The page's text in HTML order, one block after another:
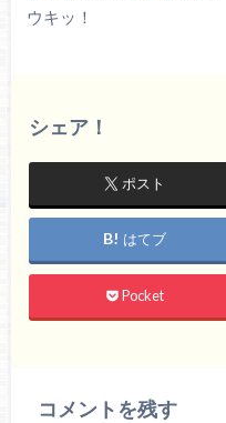
ウキッ！
シェア！
ポスト
はてブ
Pocket
コメントを残す